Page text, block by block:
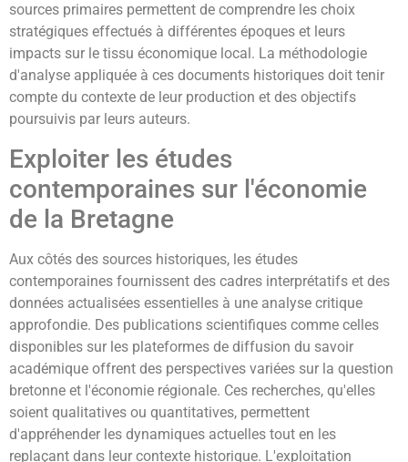
sources primaires permettent de comprendre les choix
stratégiques effectués à différentes époques et leurs
impacts sur le tissu économique local. La méthodologie
d'analyse appliquée à ces documents historiques doit tenir
compte du contexte de leur production et des objectifs
poursuivis par leurs auteurs.
Exploiter les études
contemporaines sur l'économie
de la Bretagne
Aux côtés des sources historiques, les études
contemporaines fournissent des cadres interprétatifs et des
données actualisées essentielles à une analyse critique
approfondie. Des publications scientifiques comme celles
disponibles sur les plateformes de diffusion du savoir
académique offrent des perspectives variées sur la question
bretonne et l'économie régionale. Ces recherches, qu'elles
soient qualitatives ou quantitatives, permettent
d'appréhender les dynamiques actuelles tout en les
replaçant dans leur contexte historique. L'exploitation